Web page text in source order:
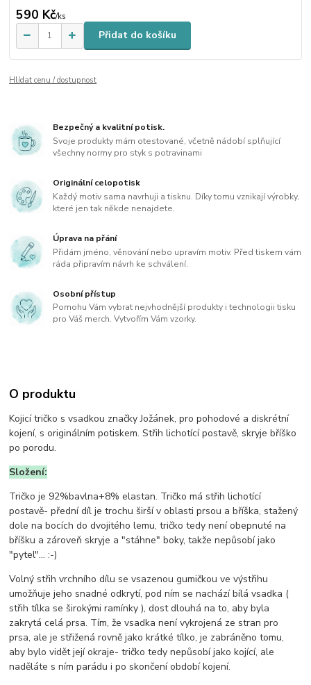
590 Kč/ks
Přidat do košíku
Hlídat cenu / dostupnost
Bezpečný a kvalitní potisk.
Svoje produkty mám otestované, včetně nádobí splňující
všechny normy pro styk s potravinami
Originální celopotisk
Každý motiv sama navrhuji a tisknu. Díky tomu vznikají výrobky,
které jen tak někde nenajdete.
Úprava na přání
Přidám jméno, věnování nebo upravím motiv. Před tiskem vám
ráda připravím návrh ke schválení.
Osobní přístup
Pomohu Vám vybrat nejvhodnější produkty i technologii tisku
pro Váš merch. Vytvořím Vám vzorky.
O produktu
Kojicí tričko s vsadkou značky Jožánek, pro pohodové a diskrétní
kojení, s originálním potiskem. Střih lichotící postavě, skryje bříško
po porodu.
Složení:
Tričko je 92%bavlna+8% elastan. Tričko má střih lichotící
postavě- přední díl je trochu širší v oblasti prsou a bříška, stažený
dole na bocích do dvojitého lemu, tričko tedy není obepnuté na
bříšku a zároveň skryje a "stáhne" boky, takže nepůsobí jako
"pytel"... :-)
Volný střih vrchního dílu se vsazenou gumičkou ve výstřihu
umožňuje jeho snadné odkrytí, pod ním se nachází bílá vsadka (
střih tílka se širokými ramínky ), dost dlouhá na to, aby byla
zakrytá celá prsa. Tím, že vsadka není vykrojená ze stran pro
prsa, ale je střižená rovně jako krátké tílko, je zabráněno tomu,
aby bylo vidět její okraje- tričko tedy nepůsobí jako kojící, ale
naděláte s ním parádu i po skončení období kojení.